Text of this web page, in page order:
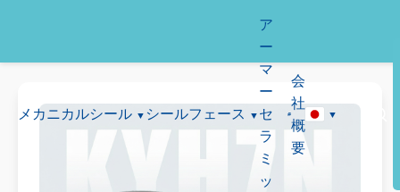
メカニカルシール シールフェース
ア
ー
マ
ー
セ
ラ
ミ
ッ
会
社
概
要